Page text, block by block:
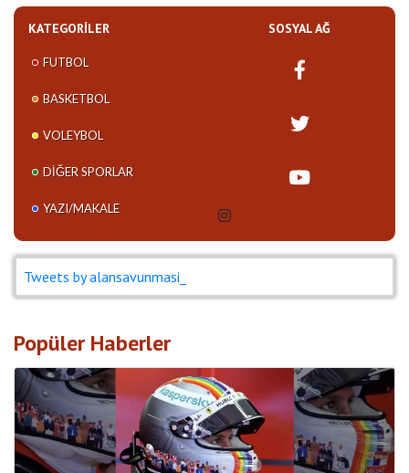
KATEGORILER
FUTBOL
BASKETBOL
VOLEYBOL
DIĞER SPORLAR
YAZI/MAKALE
SOSYAL AĞ
Tweets by alansavunmasi_
Popüler Haberler